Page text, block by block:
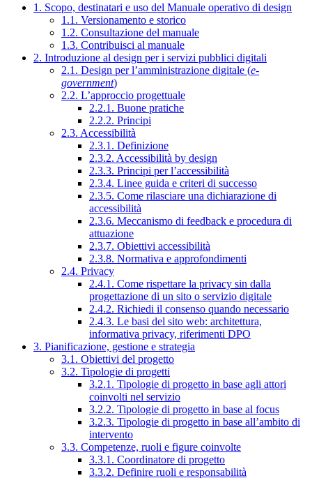
1. Scopo, destinatari e uso del Manuale operativo di design
1.1. Versionamento e storico
1.2. Consultazione del manuale
1.3. Contribuisci al manuale
2. Introduzione al design per i servizi pubblici digitali
2.1. Design per l’amministrazione digitale (e-
government)
2.2. L’approccio progettuale
2.2.1. Buone pratiche
2.2.2. Principi
2.3. Accessibilità
2.3.1. Definizione
2.3.2. Accessibilità by design
2.3.3. Principi per l’accessibilità
2.3.4. Linee guida e criteri di successo
2.3.5. Come rilasciare una dichiarazione di
accessibilità
2.3.6. Meccanismo di feedback e procedura di
attuazione
2.3.7. Obiettivi accessibilità
2.3.8. Normativa e approfondimenti
2.4. Privacy
2.4.1. Come rispettare la privacy sin dalla
progettazione di un sito o servizio digitale
2.4.2. Richiedi il consenso quando necessario
2.4.3. Le basi del sito web: architettura,
informativa privacy, riferimenti DPO
3. Pianificazione, gestione e strategia
3.1. Obiettivi del progetto
3.2. Tipologie di progetti
3.2.1. Tipologie di progetto in base agli attori
coinvolti nel servizio
3.2.2. Tipologie di progetto in base al focus
3.2.3. Tipologie di progetto in base all’ambito di
intervento
3.3. Competenze, ruoli e figure coinvolte
3.3.1. Coordinatore di progetto
3.3.2. Definire ruoli e responsabilità